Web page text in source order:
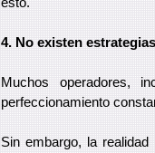
4. No existen
Muchos operadores,
perfeccionamiento
Sin embargo, la